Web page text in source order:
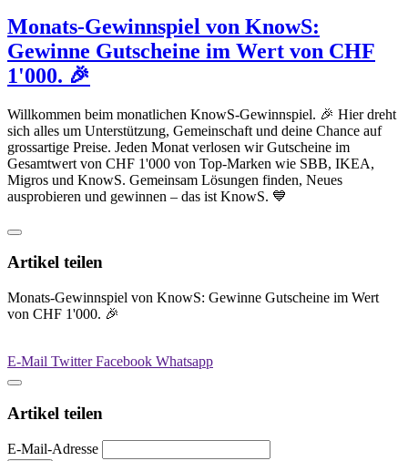
Monats-Gewinnspiel von KnowS:
Gewinne Gutscheine im Wert von CHF
1'000. 🎉
Willkommen beim monatlichen KnowS-Gewinnspiel. 🎉 Hier dreht
sich alles um Unterstützung, Gemeinschaft und deine Chance auf
grossartige Preise. Jeden Monat verlosen wir Gutscheine im
Gesamtwert von CHF 1'000 von Top-Marken wie SBB, IKEA,
Migros und KnowS. Gemeinsam Lösungen finden, Neues
ausprobieren und gewinnen – das ist KnowS. 💙
Artikel teilen
Monats-Gewinnspiel von KnowS: Gewinne Gutscheine im Wert
von CHF 1'000. 🎉
E-Mail TwitterFacebook Whatsapp
Artikel teilen
E-Mail-Adresse